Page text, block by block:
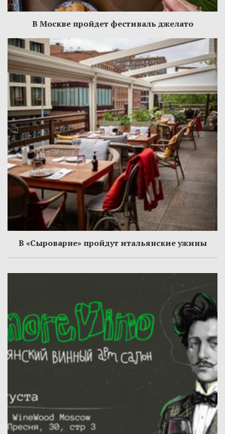
В Москве пройдет фестиваль джелато
В «Сыроварне» пройдут итальянские ужины